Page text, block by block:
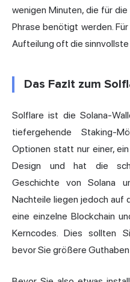
wenigen Minuten, die für
Phrase benötigt werden.
Aufteilung oft die sinnvollste
Das Fazit zum
Solflare ist dieSolana-
tiefergehende Staking-
Optionen statt nur einer,
Design und hat die
Geschichte von Solana
Nachteile liegen jedoch auf
eine einzelne Blockchain
Kerncodes. Dies sollten
bevor Sie größere Guthaben